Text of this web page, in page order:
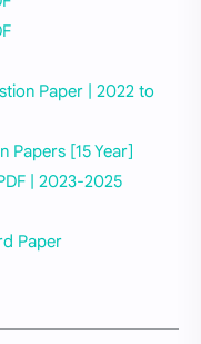
Paper | 2022 to
Papers [15 Year]
| 2023-2025
Paper